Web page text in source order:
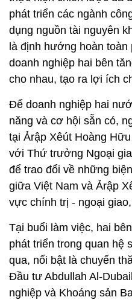
phát triển các ngành
dụng nguồn tài nguyên
là định hướng hoàn
doanh nghiệp hai bên
cho nhau, tạo ra lợi ích
Để doanh nghiệp hai
năng và cơ hội sẵn có,
tại Ảrập Xêút Hoàng
với Thứ trưởng Ngoại
để trao đổi về những
giữa Việt Nam và Ảrập
vực chính trị - ngoại
Tại buổi làm việc, hai
phát triển trong quan hệ
qua, nổi bật là chuyến
Đầu tư Abdullah Al-
nghiệp và Khoáng sản